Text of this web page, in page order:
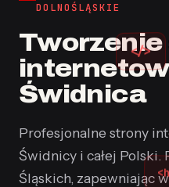
</>
DOLNOŚLĄSKIE
Tworzenie
Świdnica
Profesjonalne strony
Świdnicy i całej
Śląskich, zapewniając